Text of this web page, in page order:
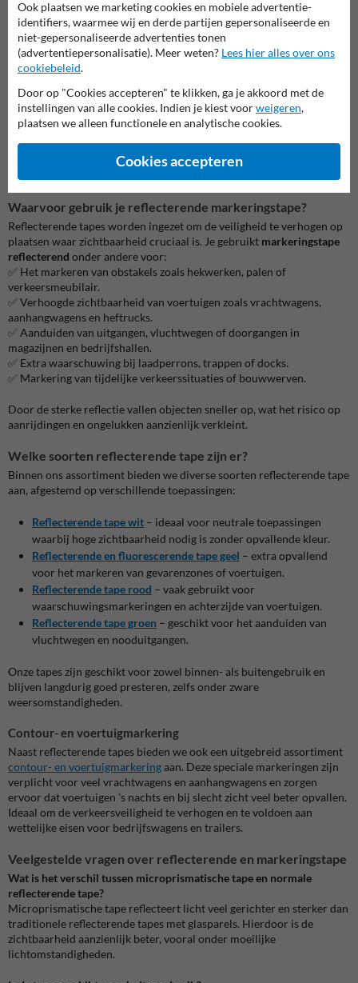
Waarvoor gebruik je reflecterende markeringstape?
Reflecterende tapes worden ingezet om de veiligheid te verhogen op
plaatsen waar zichtbaarheid cruciaal is. Je gebruikt markeringstape
reflecterend onder andere voor:
✅ Het markeren van obstakels zoals hekwerken, palen of
verkeersmeubilair.
✅ Verhoogde zichtbaarheid van voertuigen zoals vrachtwagens,
aanhangwagens en heftrucks.
✅ Aanduiden van uitgangen, vluchtwegen of doorgangen in
magazijnen en bedrijfshallen.
✅ Extra waarschuwing bij laadperrons, trappen of docks.
✅ Markering van tijdelijke verkeerssituaties of bouwwerven.
Door de sterke reflectie vallen objecten sneller op, wat het risico op
aanrijdingen en ongelukken aanzienlijk verkleint.
Welke soorten reflecterende tape zijn er?
Binnen ons assortiment bieden we diverse soorten reflecterende tape
aan, afgestemd op verschillende toepassingen:
Reflecterende tape wit – ideaal voor neutrale toepassingen
waarbij hoge zichtbaarheid nodig is zonder opvallende kleur.
Reflecterende en fluorescerende tape geel – extra opvallend
voor het markeren van gevarenzones of voertuigen.
Reflecterende tape rood – vaak gebruikt voor
waarschuwingsmarkeringen en achterzijde van voertuigen.
Reflecterende tape groen – geschikt voor het aanduiden van
vluchtwegen en nooduitgangen.
Onze tapes zijn geschikt voor zowel binnen- als buitengebruik en
blijven langdurig goed presteren, zelfs onder zware
weersomstandigheden.
Contour- en voertuigmarkering
Naast reflecterende tapes bieden we ook een uitgebreid assortiment
contour- en voertuigmarkeringaan. Deze speciale markeringen zijn
verplicht voor veel vrachtwagens en aanhangwagens en zorgen
ervoor dat voertuigen ’s nachts en bij slecht zicht veel beter opvallen.
Ideaal om de verkeersveiligheid te verhogen en te voldoen aan
wettelijke eisen voor bedrijfswagens en trailers.
Veelgestelde vragen over reflecterende en markeringstape
Wat is het verschil tussen microprismatische tape en normale
reflecterende tape?
Microprismatische tape reflecteert licht veel gerichter en sterker dan
traditionele reflecterende tapes met glasparels. Hierdoor is de
zichtbaarheid aanzienlijk beter, vooral onder moeilijke
lichtomstandigheden.
Ook plaatsen we marketing cookies en mobiele advertentie-
identifiers, waarmee wij en derde partijen gepersonaliseerde en
niet-gepersonaliseerde advertenties tonen
(advertentiepersonalisatie). Meer weten? Lees hier alles over ons
cookiebeleid.
Door op "Cookies accepteren" te klikken, ga je akkoord met de
instellingen van alle cookies. Indien je kiest voorweigeren,
plaatsen we alleen functionele en analytische cookies.
Cookies accepteren